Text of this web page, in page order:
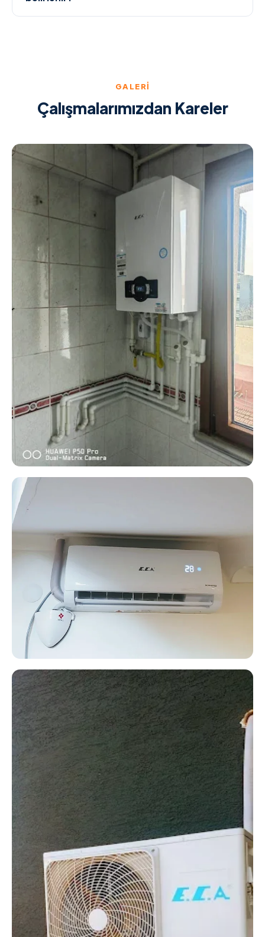
GALERI
Çalışmalarımızdan Kareler